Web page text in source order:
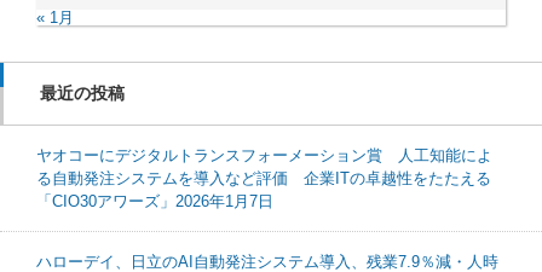
« 1月
最近の投稿
ヤオコーにデジタルトランスフォーメーション賞 人工知能によ
る自動発注システムを導入など評価 企業ITの卓越性をたたえる
「CIO30アワーズ」2026年1月7日
ハローデイ、日立のAI自動発注システム導入、残業7.9％減・人時